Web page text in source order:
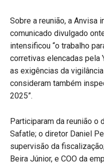
Sobre a reunião, a Anvisa
comunicado divulgado
intensificou “o trabalho
corretivas elencadas pela
as exigências da
consideram também
2025”.
Participaram da reunião o
Safatle; o diretor Daniel
supervisão da
Beira Júnior, e COO da